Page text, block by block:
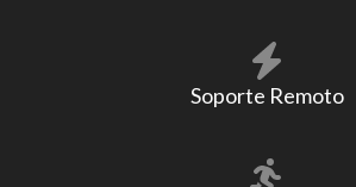
Soporte Remoto